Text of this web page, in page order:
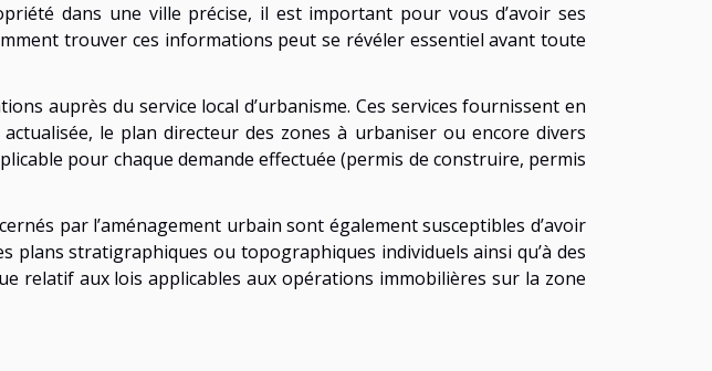
dans une ville précise, il est important pour vous d’avoir ses
trouver ces informations peut se révéler essentiel avant toute
auprès du service local d’urbanisme. Ces services fournissent en
le plan directeur des zones à urbaniser ou encore divers
pour chaque demande effectuée (permis de construire, permis
par l’aménagement urbain sont également susceptibles d’avoir
plans stratigraphiques ou topographiques individuels ainsi qu’à des
relatif aux lois applicables aux opérations immobilières sur la zone